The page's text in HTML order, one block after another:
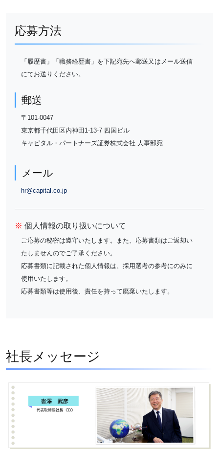
応募方法
「履歴書」「職務経歴書」を下記宛先へ郵送又はメール送信
にてお送りください。
郵送
〒101-0047
東京都千代田区内神田1-13-7 四国ビル
キャピタル・パートナーズ証券株式会社 人事部宛
メール
hr@capital.co.jp
※ 個人情報の取り扱いについて
ご応募の秘密は遵守いたします。また、応募書類はご返却い
たしませんのでご了承ください。
応募書類に記載された個人情報は、採用選考の参考にのみに
使用いたします。
応募書類等は使用後、責任を持って廃棄いたします。
社長メッセージ